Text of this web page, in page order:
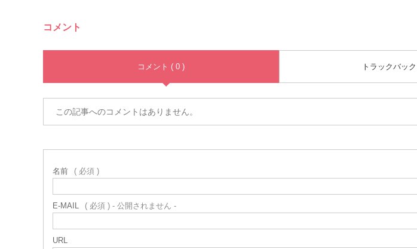
コメント
コメント ( 0 ) トラックバッ
この記事へのコメントはありません。
名前 ( 必須 )
E-MAIL ( 必須 ) - 公開されません -
URL